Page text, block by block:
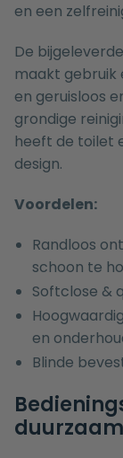
en een
De
maakt
en geruisloos
grondige
heeft de toilet
design.
Voordelen:
Randloos
schoon te
Softclose &
en
Blinde
duurzaam